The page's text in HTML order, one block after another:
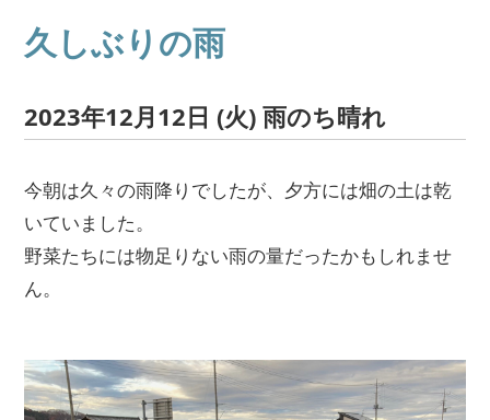
久しぶりの雨
2023年12月12日 (火) 雨のち晴れ
今朝は久々の雨降りでしたが、夕方には畑の土は乾
いていました。
野菜たちには物足りない雨の量だったかもしれませ
ん。